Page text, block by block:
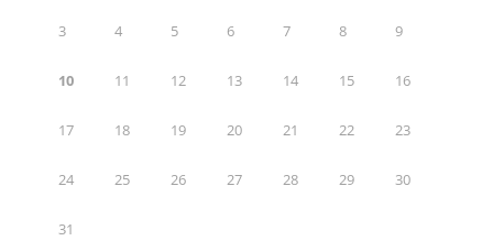
3 4 5 6 7 8 9
10 11 12 13 14 15 16
17 18 19 20 21 22 23
24 25 26 27 28 29 30
31